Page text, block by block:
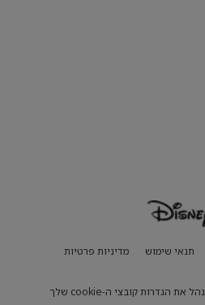
תנאי שימוש מדיניות פרטיות
נהל את הגדרות קובצי ה-cookie שלך